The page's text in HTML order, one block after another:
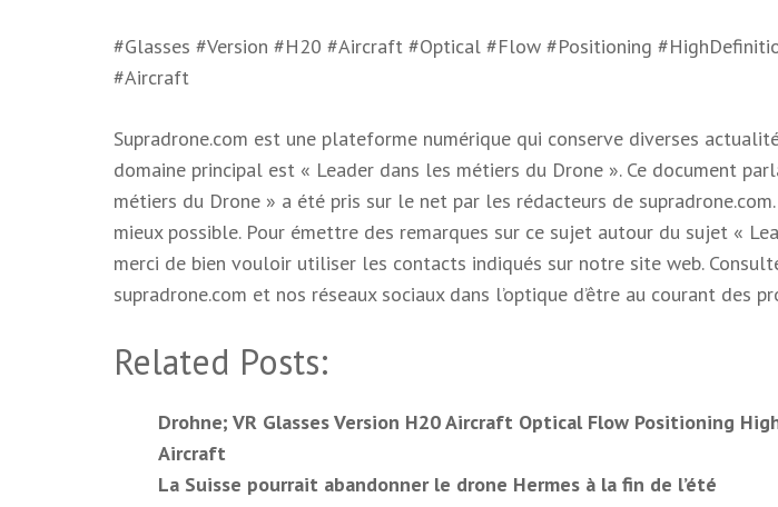
#Glasses #Version #H20 #Aircraft #Optical #Flow #Positioning
#Aircraft
Supradrone.com est une plateforme numérique qui conserve diverses
domaine principal est « Leader dans les métiers du Drone ». Ce document
métiers du Drone » a été pris sur le net par les rédacteurs de
mieux possible. Pour émettre des remarques sur ce sujet autour du sujet «
merci de bien vouloir utiliser les contacts indiqués sur notre site web.
supradrone.com et nos réseaux sociaux dans l’optique d’être au courant des
Related Posts:
Drohne; VR Glasses Version H20 Aircraft Optical Flow Positioning
Aircraft
La Suisse pourrait abandonner le drone Hermes à la fin de l’été